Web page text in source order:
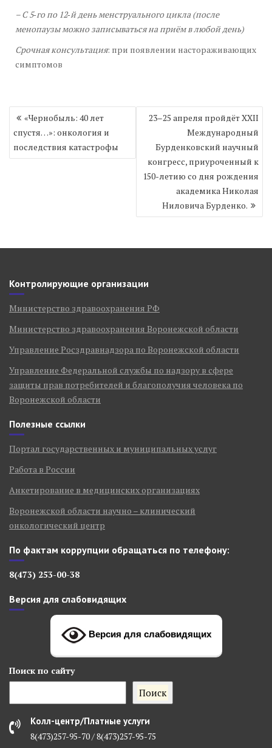
– С 5‑го по 12‑й день менструального цикла (после
менопаузы можно записываться на приём в любой день)
Срочная консультация: при появлении настораживающих
симптомов
Навигация
по
записям
«Чернобыль: 40 лет
спустя…»: онкология и
последствия катастрофы
23–25 апреля пройдёт XXII
Международный
Бурденковский научный
конгресс, приуроченный к
150-летию со дня рождения
академика Николая
Ниловича Бурденко.
Контролирующие организации
Министерство здравоохранения РФ
Министерство здравоохранения Воронежской области
Управление Росздравнадзора по Воронежской области
Управление Федеральной службы по надзору в сфере
защиты прав потребителей и благополучия человека по
Воронежской области
Полезные ссылки
Портал государственных и муниципальных услуг
Работа в России
Анкетирование в медицинских организациях
Воронежской области научно – клинический
онкологический центр
По фактам коррупции обращаться по телефону:
8(473) 253-00-38
Версия для слабовидящих
Версия для слабовидящих
Поиск по сайту
Поиск
Колл-центр/Платные услуги
8(473)257-95-70 / 8(473)257-95-75